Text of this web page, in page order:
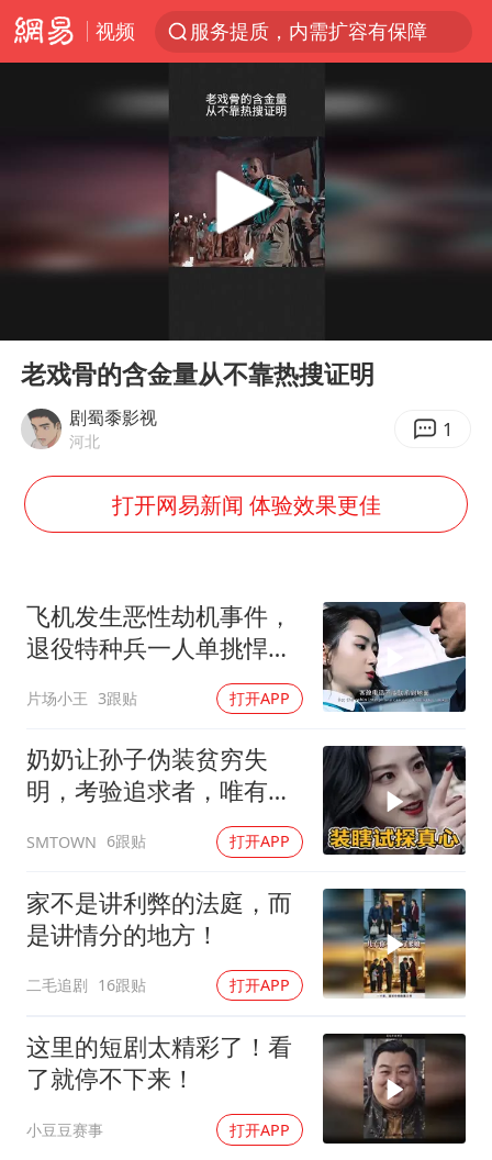
视频
服务提质，内需扩容有保障
台风白海豚可能在浙江登陆
因凡蒂诺首次公开道歉
人贩子“梅姨”真名谢家梅
陕西柞水遭遇暴雨五千余户群众转移
嘲讽周星驰无儿女没朋友 李修贤道歉
董路致歉：泰国10岁黑人父母是伪造的
外交部回应日本将中国列为最大挑战
坚持党全面领导和党中央集中统一领导
Play
老戏骨的含金量从不靠热搜证明
剧蜀黍影视
河北 1
打开网易新闻 体验效果更佳
飞机发生恶性劫机事件，
退役特种兵一人单挑悍匪
片场小王 3跟贴 打开APP
奶奶让孙子伪装贫穷失
明，考验追求者，唯有一
SMTOWN 6跟贴 打开APP
家不是讲利弊的法庭，而
是讲情分的地方！
二毛追剧 16跟贴 打开APP
这里的短剧太精彩了！看
了就停不下来！
小豆豆赛事 打开APP